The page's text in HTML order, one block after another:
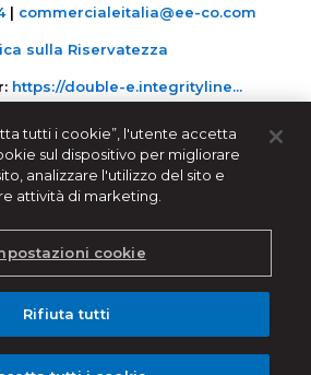
| commercialeitalia@ee-co.com
sulla Riservatezza
https://double-e.integrityline...
tutti i cookie”, l'utente accetta
sul dispositivo per migliorare
analizzare l'utilizzo del sito e
attività di marketing.
cookie
Rifiuta tutti